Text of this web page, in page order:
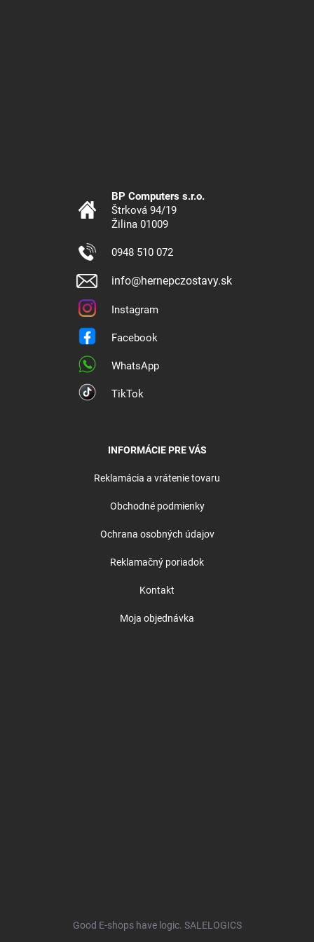
BP Computers s.r.o.
Štrková 94/19
Žilina 01009
0948 510 072
info@hernepczostavy.sk
Instagram
Facebook
WhatsApp
TikTok
INFORMÁCIE PRE VÁS
Reklamácia a vrátenie tovaru
Obchodné podmienky
Ochrana osobných údajov
Reklamačný poriadok
Kontakt
Moja objednávka
Good E-shops have logic. SALELOGICS